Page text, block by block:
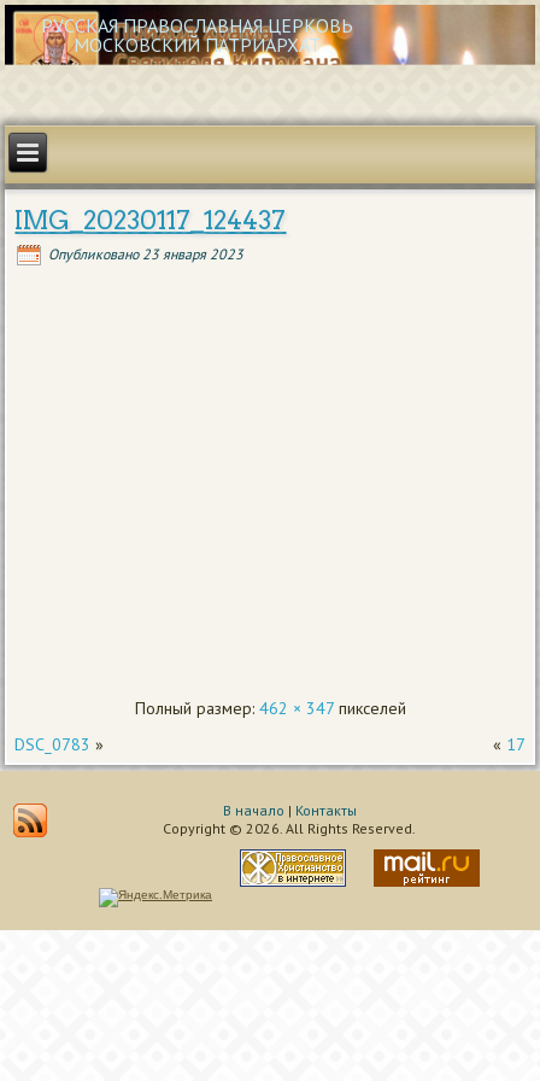
РУССКАЯ ПРАВОСЛАВНАЯ ЦЕРКОВЬ
МОСКОВСКИЙ ПАТРИАРХАТ
IMG_20230117_124437
Опубликовано 23 января 2023
Полный размер: 462 × 347пикселей
DSC_0783 » « 17
В начало | Контакты
Copyright © 2026. All Rights Reserved.